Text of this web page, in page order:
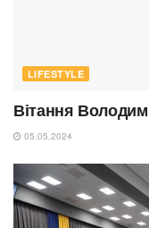
LIFESTYLE
Вітання
05.05.2024